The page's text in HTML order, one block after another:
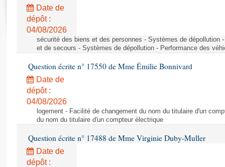
Rapports législatifs
Rapports sur l'application des lois
Baromètre de l’application des lois
Dossiers législatifs
Budget et sécurité sociale
Questions écrites et orales
Comptes rendus des débats
Date de
dépôt :
04/08/2026
sécurité des biens et des personnes - Systèmes de dépollution
et de secours - Systèmes de dépollution - Performance des
Question écrite n° 17550 de Mme Émilie Bonnivard
Date de
dépôt :
04/08/2026
logement - Facilité de changement du nom du titulaire d'un
du nom du titulaire d'un compteur électrique
Question écrite n° 17488 de Mme Virginie Duby-Muller
Date de
dépôt :